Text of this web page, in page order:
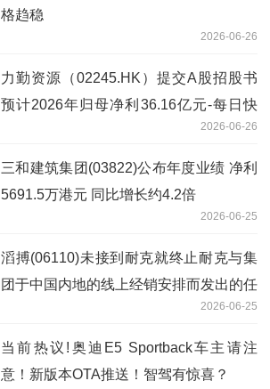
格趋稳
2026-06-26
力勤资源（02245.HK）提交A股招股书
预计2026年归母净利36.16亿元-每日快
2026-06-26
三和建筑集团(03822)公布年度业绩 净利
5691.5万港元 同比增长约4.2倍
2026-06-25
滔搏(06110)未接到耐克就终止耐克与集
团于中国内地的线上经销安排而发出的任
2026-06-25
当前热议!奥迪E5 Sportback车主请注
意！新版本OTA推送！智驾有惊喜？